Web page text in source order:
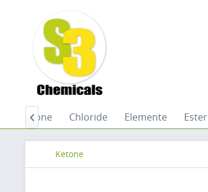
Chinone Chloride Elemente Ester

Ketone